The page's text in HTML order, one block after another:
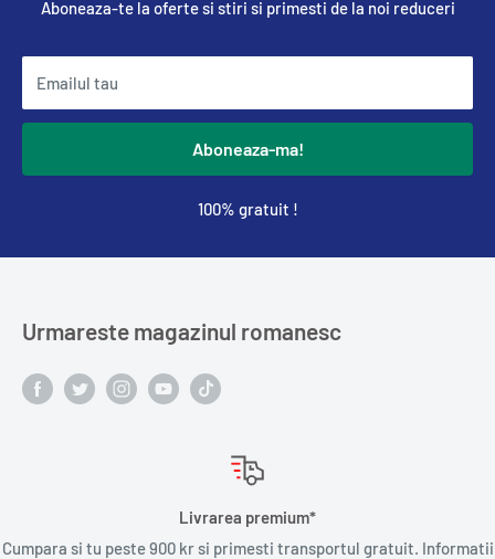
Aboneaza-te la oferte si stiri si primesti de la noi reduceri
Emailul tau
Aboneaza-ma!
100% gratuit !
Urmareste magazinul romanesc
Livrarea premium*
Cumpara si tu peste 900 kr si primesti transportul gratuit. Informatii